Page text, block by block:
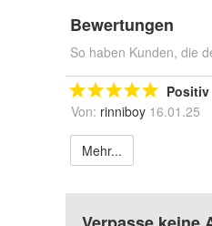
Bewertungen
So haben Kunden, die
Positiv
Von: rinniboy 16.01.25
Mehr...